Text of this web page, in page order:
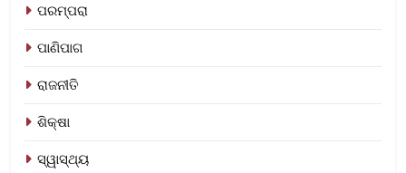
ପରମ୍ପରା
ପାଣିପାଗ
ରାଜନୀତି
ଶିକ୍ଷା
ସ୍ୱାସ୍ଥ୍ୟ